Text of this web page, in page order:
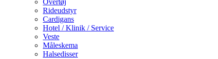
Rideudstyr
Cardigans
Hotel / Klinik / Service
Veste
Måleskema
Halsedisser